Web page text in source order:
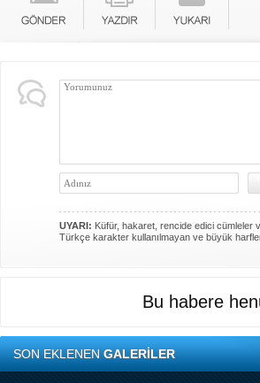
UYARI: Küfür, hakaret, rencide edici cümleler
Türkçe karakter kullanılmayan ve büyük
Bu habere
SON EKLENENGALERİLER